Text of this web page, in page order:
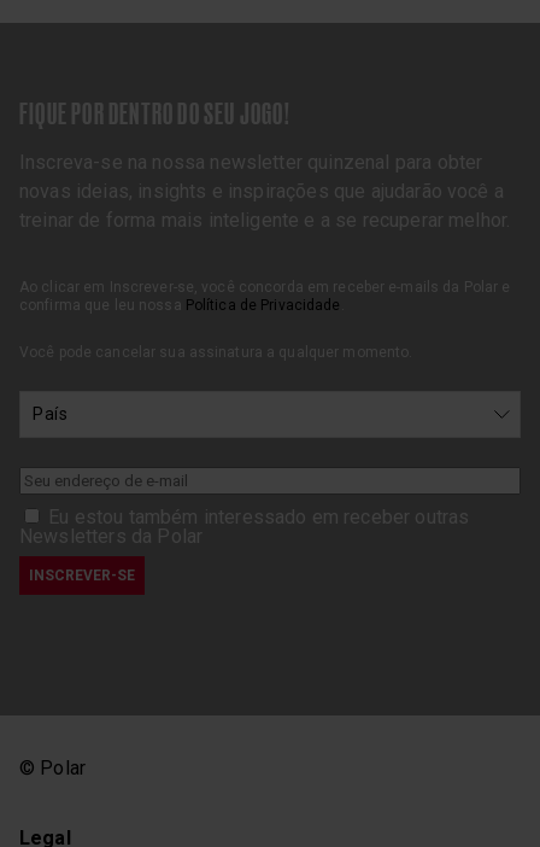
FIQUE POR DENTRO DO SEU JOGO!
Inscreva-se na nossa newsletter quinzenal para obter
novas ideias, insights e inspirações que ajudarão você a
treinar de forma mais inteligente e a se recuperar melhor.
Ao clicar em Inscrever-se, você concorda em receber e-mails da Polar e
confirma que leu nossa Política de Privacidade
Você pode cancelar sua assinatura a qualquer momento.
Eu estou também interessado em receber outras
Newsletters da Polar
© Polar
Legal